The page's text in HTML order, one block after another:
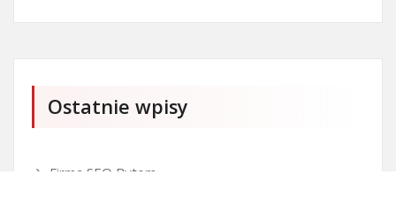
Ostatnie wpisy
Firma SEO Bytom